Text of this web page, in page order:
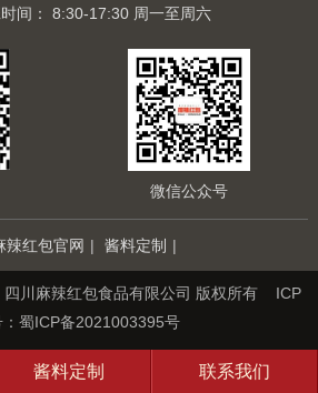
间： 8:30-17:30 周一至周六
微信公众号
辣红包官网 | 酱料定制 |
川麻辣红包食品有限公司 版权所有 ICP
：蜀ICP备2021003395号
酱料定制 联系我们